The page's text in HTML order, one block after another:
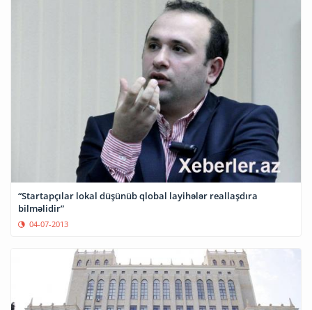
“Startapçılar lokal düşünüb qlobal layihələr reallaşdıra
bilməlidir”
04-07-2013